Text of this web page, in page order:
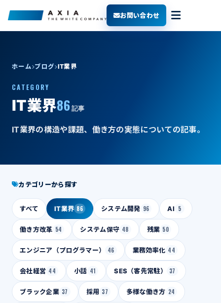
お問い合わせ
ホーム ブログ IT業界
CATEGORY
IT業界86記事
IT業界の構造や課題、働き方の実態についての記事。
カテゴリーから探す
すべて IT業界 86 システム開発 96 AI 5
働き方改革 54 システム保守 48 残業 50
エンジニア（プログラマー） 46 業務効率化 44
会社経営 44 小話 41 SES（客先常駐） 37
ブラック企業 37 採用 37 多様な働き方 24